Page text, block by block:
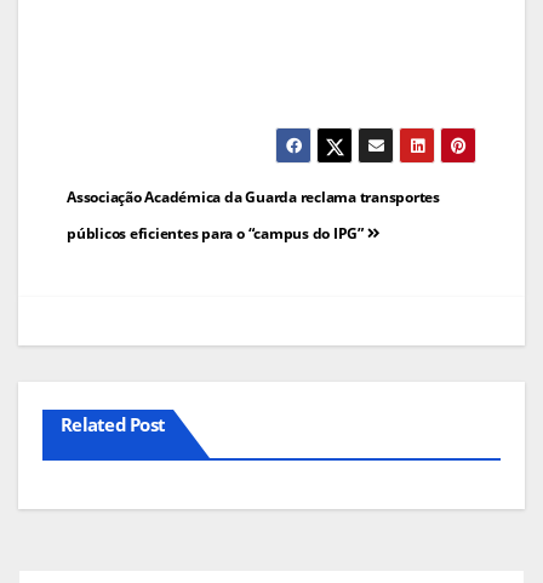
Navegação
de
Associação Académica da Guarda reclama transportes
públicos eficientes para o “campus do IPG”
Related Post